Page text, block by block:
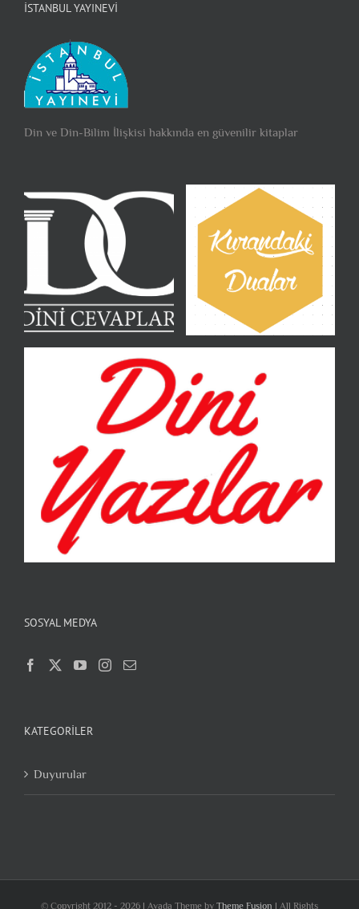
İSTANBUL YAYINEVI
Din ve Din-Bilim İlişkisi hakkında en güvenilir kitaplar
SOSYAL MEDYA
KATEGORILER
Duyurular
© Copyright 2012 - 2026 | Avada Theme by Theme Fusion | All Rights